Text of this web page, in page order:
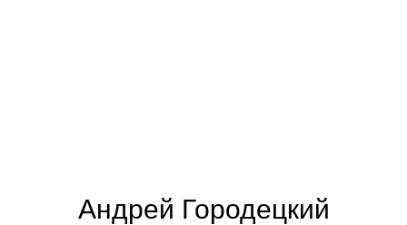
Андрей Городецкий